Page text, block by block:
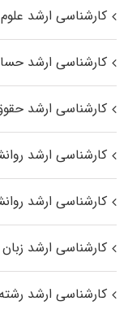
کارشناسی ارشد
کارشناسی ارشد
کارشناسی ارشد
کارشناسی ارشد
کارشناسی ارشد
کارشناسی ارشد
کارشناسی ارشد